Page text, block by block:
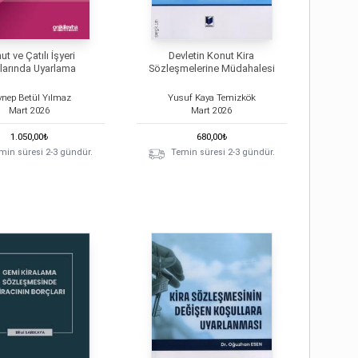
ve Çatılı İşyeri
Uyarlama
Betül Yılmaz
Mart 2026
1.050,00₺
süresi 2-3 gündür.
Devletin Konut Kira
Sözleşmelerine Müdahalesi
Yusuf Kaya Temizkök
Mart 2026
680,00₺
Temin süresi 2-3 gündür.